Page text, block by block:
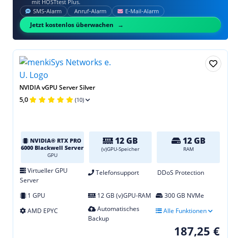
mit HOSTtest Plus.
SMS‑Alarm Anruf‑Alarm E‑Mail‑Alarm
Jetzt kostenlos überwachen
NVIDIA vGPU Server Silver
5,0 (10)
NVIDIA® RTX PRO
6000 Blackwell Server
GPU
12 GB
(v)GPU-Speicher
12 GB
RAM
Virtueller GPU
Server
Telefonsupport DDoS Protection
1 GPU 12 GB (v)GPU-RAM
300 GB NVMe
AMD EPYC
Automatisches
Backup
Alle Funktionen
187,25 €